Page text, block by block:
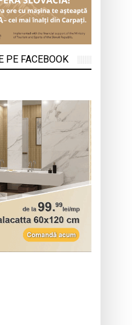
PE FACEBOOK